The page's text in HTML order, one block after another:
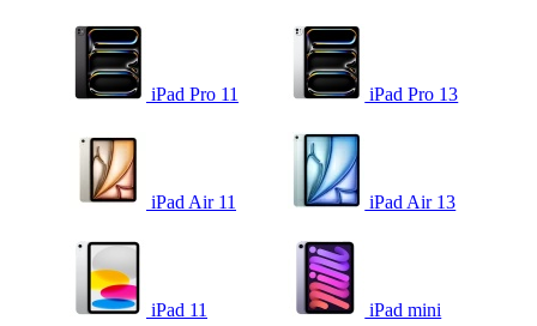
iPad Pro 11 iPad Pro 13
iPad Air 11 iPad Air 13
iPad 11 iPad mini